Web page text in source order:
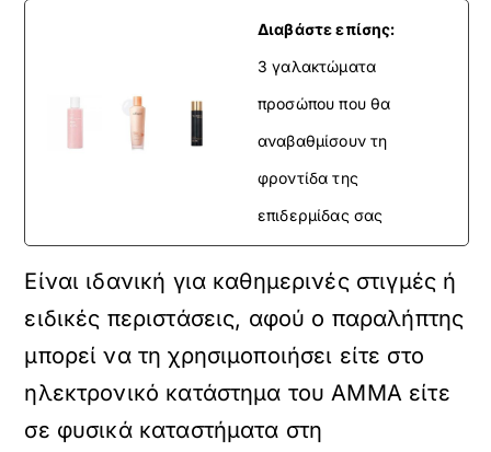
Διαβάστε επίσης:
3 γαλακτώματα
προσώπου που θα
αναβαθμίσουν τη
φροντίδα της
επιδερμίδας σας
Είναι ιδανική για καθημερινές στιγμές ή
ειδικές περιστάσεις, αφού ο παραλήπτης
μπορεί να τη χρησιμοποιήσει είτε στο
ηλεκτρονικό κατάστημα του AMMA είτε
σε φυσικά καταστήματα στη